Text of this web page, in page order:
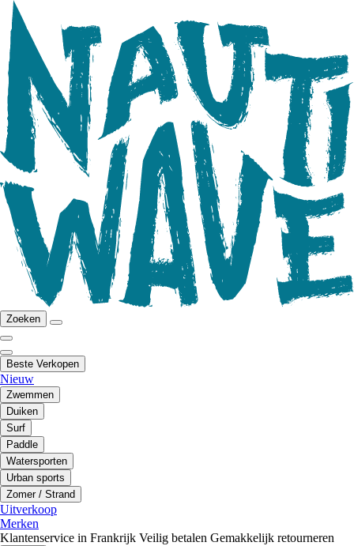
Zoeken
Beste Verkopen
Nieuw
Zwemmen
Duiken
Surf
Paddle
Watersporten
Urban sports
Zomer / Strand
Uitverkoop
Merken
Klantenservice in Frankrijk Veilig betalen Gemakkelijk retourneren